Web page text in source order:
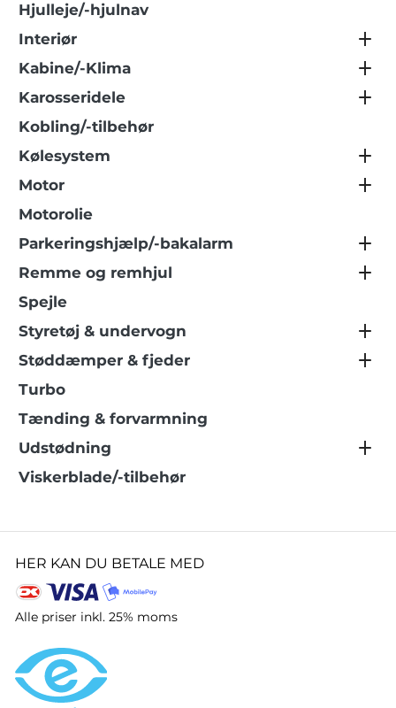
Hjulleje/-hjulnav
Interiør
Kabine/-Klima
Karosseridele
Kobling/-tilbehør
Kølesystem
Motor
Motorolie
Parkeringshjælp/-bakalarm
Remme og remhjul
Spejle
Styretøj & undervogn
Støddæmper & fjeder
Turbo
Tænding & forvarmning
Udstødning
Viskerblade/-tilbehør
HER KAN DU BETALE MED
Alle priser inkl. 25% moms